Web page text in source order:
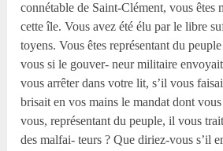
connétable de Saint-Clément, vous êtes
cette île. Vous avez été élu par le libre
toyens. Vous êtes représentant du
vous si le gouver- neur militaire
vous arrêter dans votre lit, s’il vous
brisait en vos mains le mandat dont
vous, représentant du peuple, il vous
des malfai- teurs ? Que diriez-vous s’il